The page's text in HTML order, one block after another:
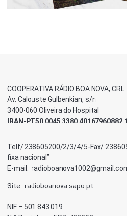
COOPERATIVA RÁDIO BOA NOVA, CRL
Av. Calouste Gulbenkian, s/n
3400-060 Oliveira do Hospital
IBAN-PT50 0045 3380 40167960882
Telf/ 238605200/2/3/4/5-Fax/
fixa nacional”
E-mail:
Site: radioboanova.sapo.pt
NIF – 501 843 019